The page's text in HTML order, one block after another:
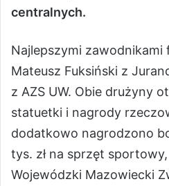
centralnych.
Najlepszymi zawodnikami
Mateusz Fuksiński z
z AZS UW. Obie drużyny
statuetki i nagrody
dodatkowo nagrodzono
tys. zł na sprzęt
Wojewódzki Mazowiecki